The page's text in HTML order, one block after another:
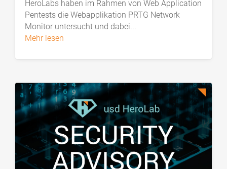
HeroLabs haben im Rahmen von Web Application
Pentests die Webapplikation PRTG Network
Monitor untersucht und dabei...
mehr lesen